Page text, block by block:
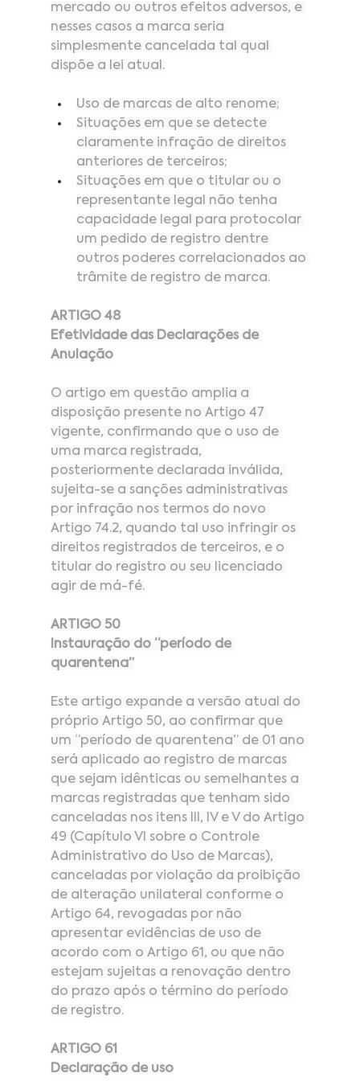
mercado ou outros efeitos adversos, e
nesses casos a marca seria
simplesmente cancelada tal qual
dispõe a lei atual.
Uso de marcas de alto renome;
Situações em que se detecte
claramente infração de direitos
anteriores de terceiros;
Situações em que o titular ou o
representante legal não tenha
capacidade legal para protocolar
um pedido de registro dentre
outros poderes correlacionados ao
trâmite de registro de marca.
ARTIGO 48
Efetividade das Declarações de
Anulação
O artigo em questão amplia a
disposição presente no Artigo 47
vigente, confirmando que o uso de
uma marca registrada,
posteriormente declarada inválida,
sujeita-se a sanções administrativas
por infração nos termos do novo
Artigo 74.2, quando tal uso infringir os
direitos registrados de terceiros, e o
titular do registro ou seu licenciado
agir de má-fé.
ARTIGO 50
Instauração do “período de
quarentena”
Este artigo expande a versão atual do
próprio Artigo 50, ao confirmar que
um “período de quarentena” de 01 ano
será aplicado ao registro de marcas
que sejam idênticas ou semelhantes a
marcas registradas que tenham sido
canceladas nos itens III, IV e V do Artigo
49 (Capítulo VI sobre o Controle
Administrativo do Uso de Marcas),
canceladas por violação da proibição
de alteração unilateral conforme o
Artigo 64, revogadas por não
apresentar evidências de uso de
acordo com o Artigo 61, ou que não
estejam sujeitas a renovação dentro
do prazo após o término do período
de registro.
ARTIGO 61
Declaração de uso